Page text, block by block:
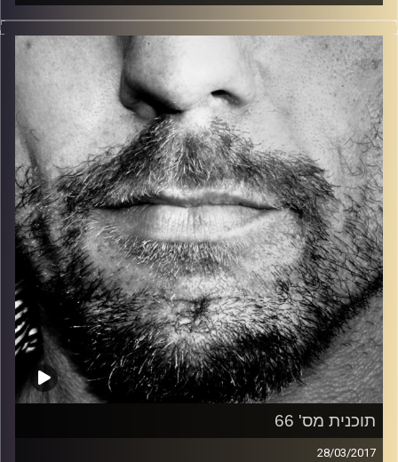
זיפים, מוזיקה מחוספסת של הופעות חיות. הרבה ג'אם, רוק,
בלוז, bluegrass, ג'אז, Fאנק, פרוגרסיב ואפילו אלקטרוניקה.
כל מה שחי, אמיתי ונושם.
עם שמוליק רגב.
קרדיט תמונות: David Goehring
תוכנית מס' 66
28/03/2017